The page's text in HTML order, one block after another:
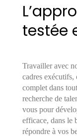
testée
Travailler avec
cadres exécutifs,
complet dans
recherche de
vous pour
efficace, dans le
répondre à vos